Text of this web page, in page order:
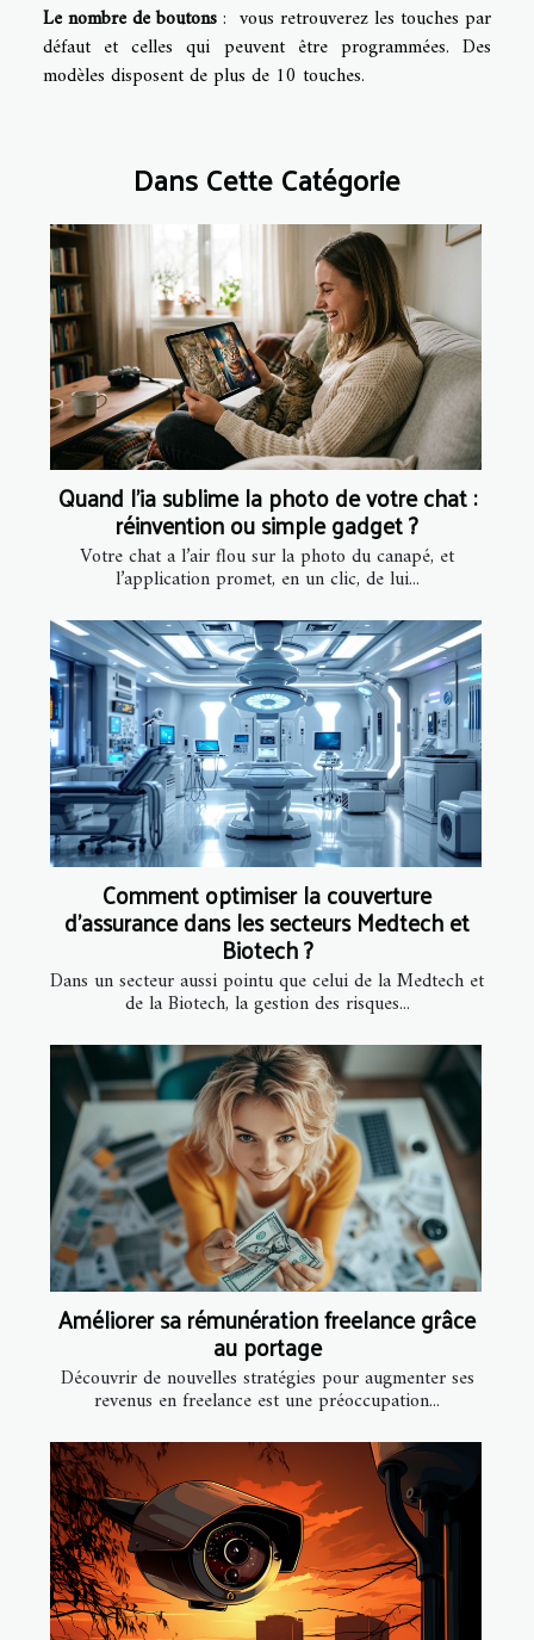
Le nombre de boutons: vous retrouverez les touches par
défaut et celles qui peuvent être programmées. Des
modèles disposent de plus de 10 touches.
Dans Cette Catégorie
Quand l’ia sublime la photo de votre chat :
réinvention ou simple gadget ?
Votre chat a l’air flou sur la photo du canapé, et
l’application promet, en un clic, de lui...
Comment optimiser la couverture
d'assurance dans les secteurs Medtech et
Biotech ?
Dans un secteur aussi pointu que celui de la Medtech et
de la Biotech, la gestion des risques...
Améliorer sa rémunération freelance grâce
au portage
Découvrir de nouvelles stratégies pour augmenter ses
revenus en freelance est une préoccupation...